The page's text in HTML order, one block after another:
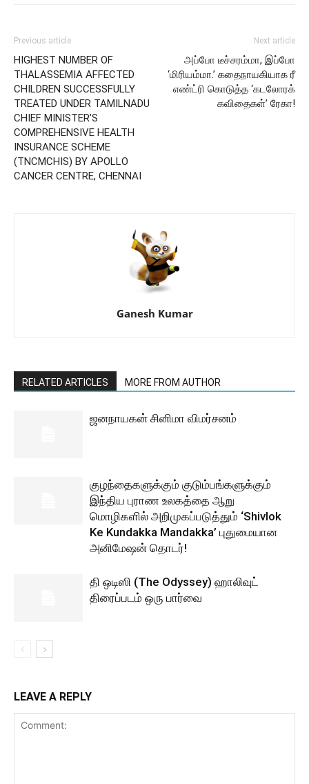
Previous article
HIGHEST NUMBER OF
THALASSEMIA AFFECTED
CHILDREN SUCCESSFULLY
TREATED UNDER TAMILNADU
CHIEF MINISTER’S
COMPREHENSIVE HEALTH
INSURANCE SCHEME
(TNCMCHIS) BY APOLLO
CANCER CENTRE, CHENNAI
Next article
அப்போ டீச்சரம்மா, இப்போ
‘மிரியம்மா.’ கதைநாயகியாக ரீ
எண்ட்ரி கொடுத்த ‘கடலோரக்
கவிதைகள்’ ரேகா!
Ganesh Kumar
RELATED ARTICLES MORE FROM AUTHOR
ஜனநாயகன் சினிமா விமர்சனம்
குழந்தைகளுக்கும் குடும்பங்களுக்கும்
இந்திய புராண உலகத்தை ஆறு
மொழிகளில் அறிமுகப்படுத்தும் ‘Shivlok
Ke Kundakka Mandakka’ புதுமையான
அனிமேஷன் தொடர்!
தி ஒடிஸி (The Odyssey) ஹாலிவுட்
திரைப்படம் ஒரு பார்வை
LEAVE A REPLY